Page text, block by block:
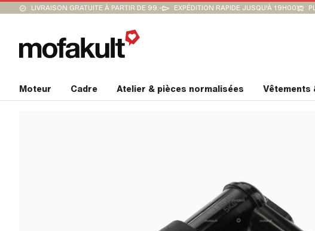
LIVRAISON GRATUITE À PARTIR DE 99.- EXPÉDITION RAPIDE JUSQU'À 19H00
Moteur Cadre Atelier & pièces normalisées Vêtements